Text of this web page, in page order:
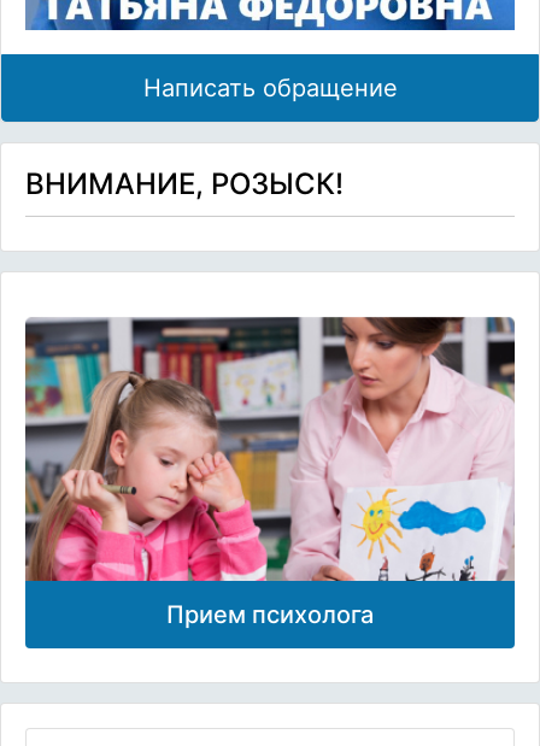
Написать обращение
ВНИМАНИЕ, РОЗЫСК!
Прием психолога